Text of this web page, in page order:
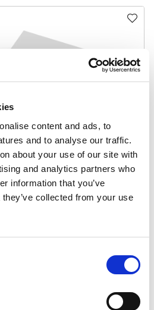
content and ads, to
and to analyse our traffic.
about your use of our site with
and analytics partners who
information that you’ve
collected from your use
25,49